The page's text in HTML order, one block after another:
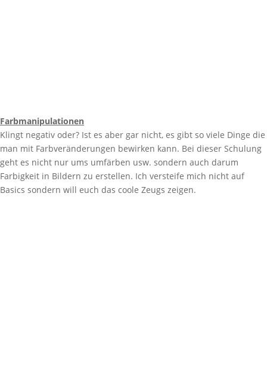
Farbmanipulationen
Klingt negativ oder? Ist es aber gar nicht, es gibt so viele Dinge die
man mit Farbveränderungen bewirken kann. Bei dieser Schulung
geht es nicht nur ums umfärben usw. sondern auch darum
Farbigkeit in Bildern zu erstellen. Ich versteife mich nicht auf
Basics sondern will euch das coole Zeugs zeigen.